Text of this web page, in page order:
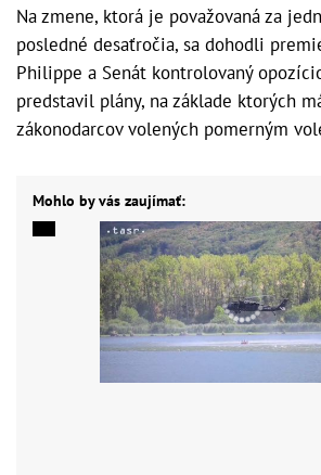
Na zmene, ktorá je považovaná za
posledné desaťročia, sa dohodli
Philippe a Senát kontrolovaný
predstavil plány, na základe ktorých
zákonodarcov volených pomerným
Mohlo by vás zaujímať: